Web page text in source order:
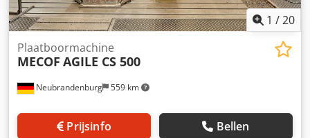
1 /20
Neubrandenburg 559 km
Plaatboormachine
MECOF AGILE CS 500
Prijsinfo Bellen